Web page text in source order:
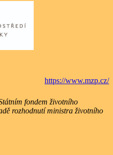
https://www.mzp.cz/
fondem životního
rozhodnutí ministra životního